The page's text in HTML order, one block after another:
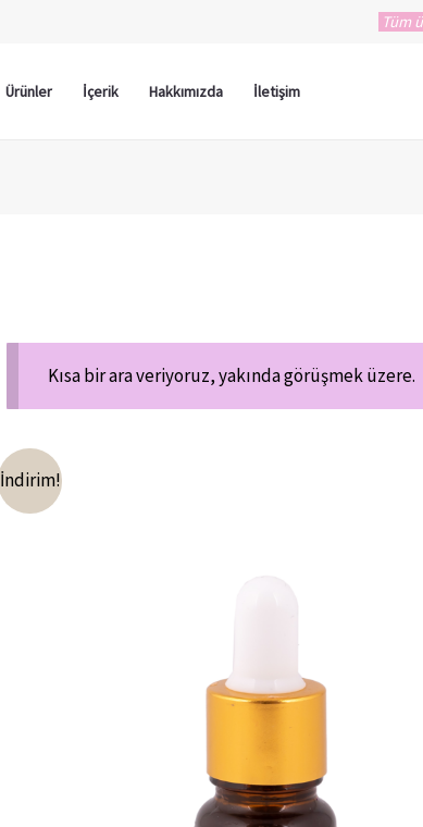
Tüm
Ürünler İçerik Hakkımızda İletişim
Kısa bir ara veriyoruz, yakında görüşmek üzere.
İndirim!